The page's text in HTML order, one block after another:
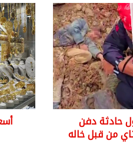
حادثة دفن
من قبل خاله
أسعار
الذهب
تبدأ
الأسبوع
بارتفاع:
غرام
الذهب
يتخطى
5